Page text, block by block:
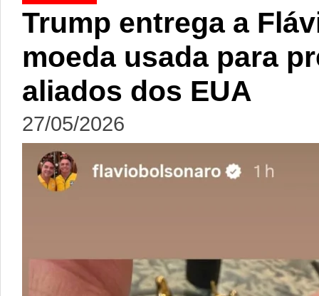
Trump entrega a
moeda usada para
aliados dos EUA
27/05/2026